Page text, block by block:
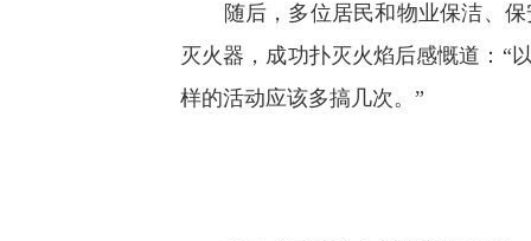
随后，多位居民和物业保洁、保
灭火器，成功扑灭火焰后感慨道：“
样的活动应该多搞几次。”